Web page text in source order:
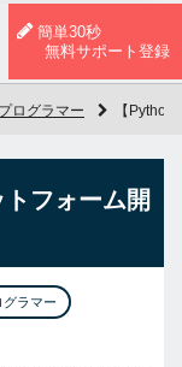
簡単30秒
無料サポート登録
プログラマー 【
フォーム開
グラマー